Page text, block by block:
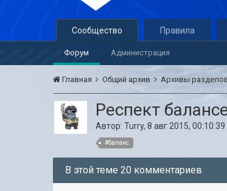
Сообщество
Форум Администрация
Правила
Главная Общий архив Архивы
Респект
Автор:Turry,8 авг 2015, 00:10:39
#баланс
В этой теме 20 комментариев